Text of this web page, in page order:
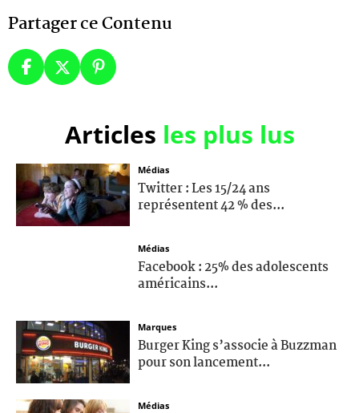
Partager ce Contenu
Articles les plus lus
Médias
Twitter : Les 15/24 ans
représentent 42 % des...
Médias
Facebook : 25% des adolescents
américains...
Marques
Burger King s’associe à Buzzman
pour son lancement...
Médias